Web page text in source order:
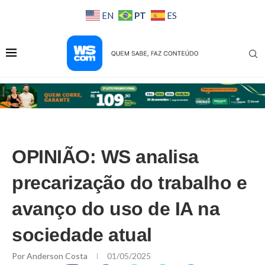
EN PT ES
OPINIÃO: WS analisa
precarização do trabalho e
avanço do uso de IA na
sociedade atual
PorAnderson Costa 01/05/2025